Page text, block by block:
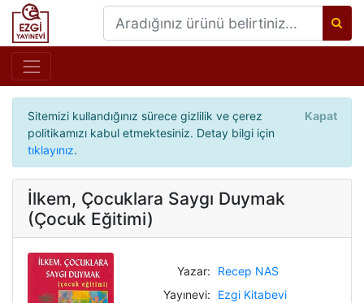
Sitemizi kullandığınız sürece gizlilik ve çerez
politikamızı kabul etmektesiniz. Detay bilgi için
tıklayınız.
Kapat
İlkem, Çocuklara Saygı Duymak
(Çocuk Eğitimi)
Yazar:
Recep NAS
Yayınevi:
Ezgi Kitabevi